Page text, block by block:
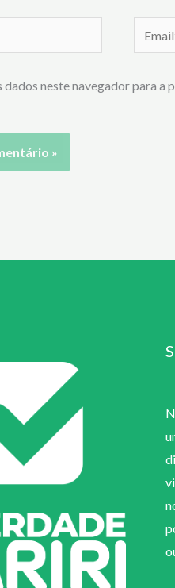
Email*
dados neste navegador para a